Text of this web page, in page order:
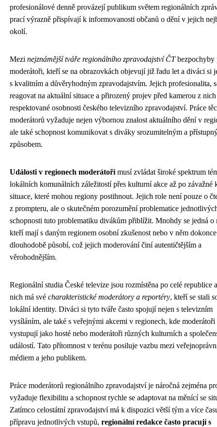
profesionálové denně provázejí publikum světem regionálních
prací výrazně přispívají k informovanosti občanů o dění v jejich
okolí.
Mezi nejznámější tváře regionálního zpravodajství ČTbezpochyby
moderátoři, kteří se na obrazovkách objevují již řadu let a diváci si
s kvalitním a důvěryhodným zpravodajstvím. Jejich profesionalita,
reagovat na aktuální situace a přirozený projev před kamerou z
respektované osobnosti českého televizního zpravodajství. Práce
moderátorů vyžaduje nejen výbornou znalost aktuálního dění v
ale také schopnost komunikovat s diváky srozumitelným a
způsobem.
Události v regionech moderátořimusí zvládat široké spektrum
lokálních komunálních záležitostí přes kulturní akce až po závažné
situace, které mohou regiony postihnout. Jejich role není pouze o
z prompteru, ale o skutečném porozumění problematice
schopnosti tuto problematiku divákům přiblížit. Mnohdy se jedná o
kteří mají s daným regionem osobní zkušenost nebo v něm dokonce
dlouhodobě působí, což jejich moderování činí autentičtějším a
věrohodnějším.
Regionální studia České televize jsou rozmístěna po celé republice
nich má své charakteristické moderátory a reportéry, kteří se stali
lokální identity. Diváci si tyto tváře často spojují nejen s televizním
vysíláním, ale také s veřejnými akcemi v regionech, kde moderátoři
vystupují jako hosté nebo moderátoři různých kulturních a
událostí. Tato přítomnost v terénu posiluje vazbu mezi
médiem a jeho publikem.
Práce moderátorů regionálního zpravodajství je náročná zejména
vyžaduje flexibilitu a schopnost rychle se adaptovat na měnící se
Zatímco celostátní zpravodajství má k dispozici větší tým a více
přípravu jednotlivých vstupů, regionální redakce často pracují s